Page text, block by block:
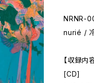
NRNR-
nurié /
【収録内容
[CD]